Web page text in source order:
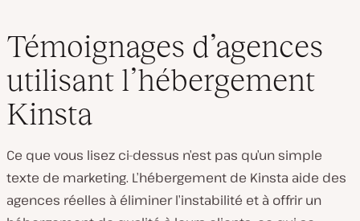
Témoignages d’agences
utilisant l’hébergement
Kinsta
Ce que vous lisez ci-dessus n’est pas qu’un simple
texte de marketing. L’hébergement de Kinsta aide des
agences réelles à éliminer l’instabilité et à offrir un